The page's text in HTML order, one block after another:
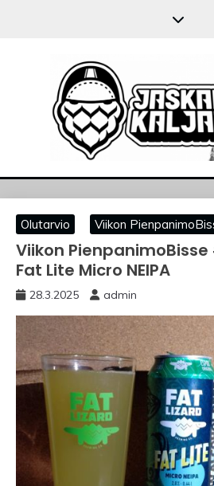
Olutarvio Viikon
Viikon
Fat Lite Micro NEIPA
28.3.2025 admin